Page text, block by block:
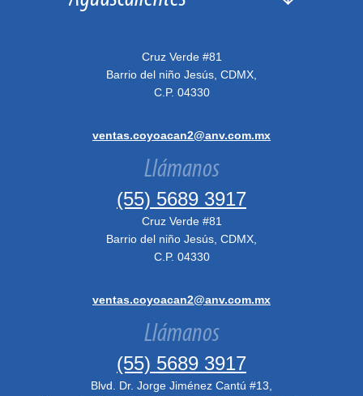
Cruz Verde #81
Barrio del niño Jesús, CDMX,
C.P. 04330
ventas.coyoacan2@anv.com.mx
Llámanos
(55) 5689 3917
Cruz Verde #81
Barrio del niño Jesús, CDMX,
C.P. 04330
ventas.coyoacan2@anv.com.mx
Llámanos
(55) 5689 3917
Blvd. Dr. Jorge Jiménez Cantú #13,